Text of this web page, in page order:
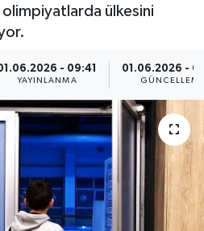
olimpiyatlarda ülkesini
- 09:41
YAYINLANMA
01.06.2026 -